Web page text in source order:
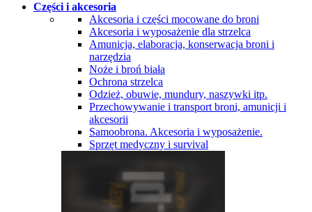
Części i akcesoria
Akcesoria i części mocowane do broni
Akcesoria i wyposażenie dla strzelca
Amunicja, elaboracja, konserwacja broni i
narzędzia
Noże i broń biała
Ochrona strzelca
Odzież, obuwie, mundury, naszywki itp.
Przechowywanie i transport broni, amunicji i
akcesorii
Samoobrona. Akcesoria i wyposażenie.
Sprzęt medyczny i survival